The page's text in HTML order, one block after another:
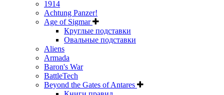
1914
Achtung Panzer!
Age of Sigmar
Круглые подставки
Овальные подставки
Aliens
Armada
Baron's War
BattleTech
Beyond the Gates of Antares